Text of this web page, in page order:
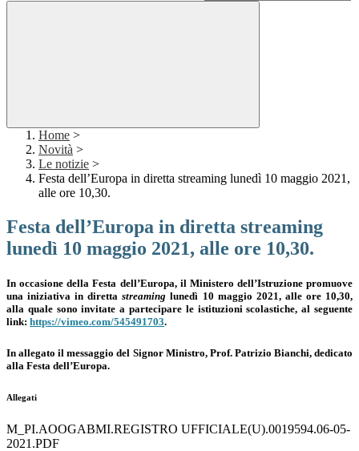
Home >
Novità >
Le notizie >
Festa dell’Europa in diretta streaming lunedì 10 maggio 2021,
alle ore 10,30.
Festa dell’Europa in diretta streaming
lunedì 10 maggio 2021, alle ore 10,30.
In occasione della Festa dell’Europa, il Ministero dell’Istruzione promuove
una iniziativa in direttastreaming lunedì 10 maggio 2021, alle ore 10,30,
alla quale sono invitate a partecipare le istituzioni scolastiche, al seguente
link: https://vimeo.com/545491703.
In allegatoil messaggio del Signor Ministro, Prof. Patrizio Bianchi, dedicato
alla Festa dell’Europa.
Allegati
M_PI.AOOGABMI.REGISTRO UFFICIALE(U).0019594.06-05-
2021.PDF